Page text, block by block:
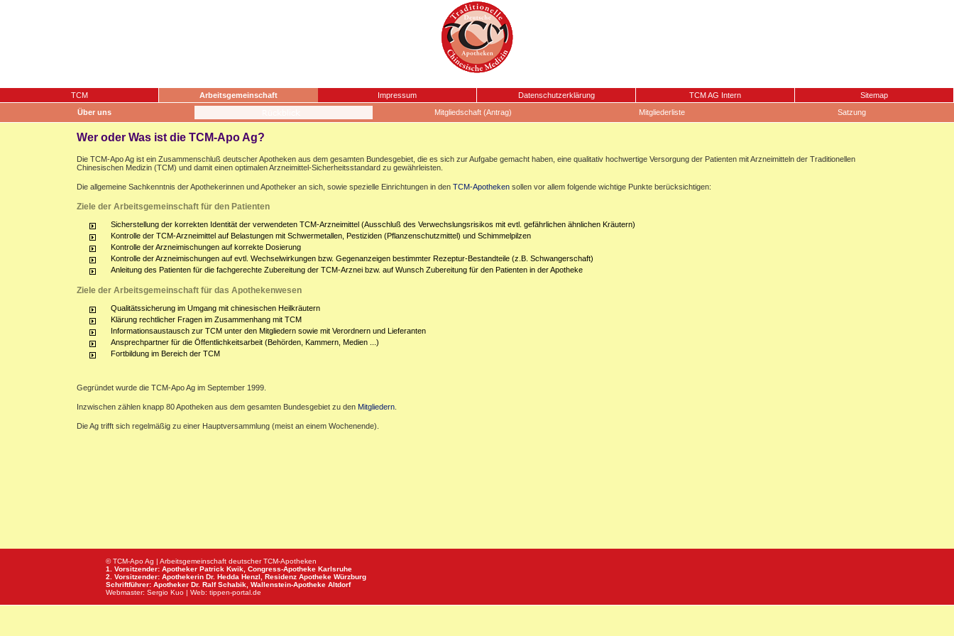
TCM Arbeitsgemeinschaft Impressum Datenschutzerklärung TCM AG Intern
Sitemap
Über uns
Mitgliedschaft (Antrag) Mitgliederliste Satzung
Wer oder Was ist die TCM-Apo Ag?
Die TCM-Apo Ag ist ein Zusammenschluß deutscher Apotheken aus dem gesamten Bundesgebiet, die es sich zur Aufgabe gemacht haben, eine qualitativ hochwertige Versorgung der Patienten mit Arzneimitteln der Traditionellen
Chinesischen Medizin (TCM) und damit einen optimalen Arzneimittel-Sicherheitsstandard zu gewährleisten.
Die allgemeine Sachkenntnis der Apothekerinnen und Apotheker an sich, sowie spezielle Einrichtungen in den TCM-Apotheken sollen vor allem folgende wichtige Punkte berücksichtigen:
Ziele der Arbeitsgemeinschaft für den Patienten
Sicherstellung der korrekten Identität der verwendeten TCM-Arzneimittel (Ausschluß des Verwechslungsrisikos mit evtl. gefährlichen ähnlichen Kräutern)
Kontrolle der TCM-Arzneimittel auf Belastungen mit Schwermetallen, Pestiziden (Pflanzenschutzmittel) und Schimmelpilzen
Kontrolle der Arzneimischungen auf korrekte Dosierung
Kontrolle der Arzneimischungen auf evtl. Wechselwirkungen bzw. Gegenanzeigen bestimmter Rezeptur-Bestandteile (z.B. Schwangerschaft)
Anleitung des Patienten für die fachgerechte Zubereitung der TCM-Arznei bzw. auf Wunsch Zubereitung für den Patienten in der Apotheke
Ziele der Arbeitsgemeinschaft für das Apothekenwesen
Qualitätssicherung im Umgang mit chinesischen Heilkräutern
Klärung rechtlicher Fragen im Zusammenhang mit TCM
Informationsaustausch zur TCM unter den Mitgliedern sowie mit Verordnern und Lieferanten
Ansprechpartner für die Öffentlichkeitsarbeit (Behörden, Kammern, Medien ...)
Fortbildung im Bereich der TCM
Gegründet wurde die TCM-Apo Ag im September 1999.
Inzwischen zählen knapp 80 Apotheken aus dem gesamten Bundesgebiet zu den Mitgliedern
Die Ag trifft sich regelmäßig zu einer Hauptversammlung (meist an einem Wochenende).
© TCM-Apo Ag | Arbeitsgemeinschaft deutscher TCM-Apotheken
1. Vorsitzender: Apotheker Patrick Kwik, Congress-Apotheke Karlsruhe
2. Vorsitzender: Apothekerin Dr. Hedda Henzl, Residenz Apotheke Würzburg
Schriftführer: Apotheker Dr. Ralf Schabik, Wallenstein-Apotheke Altdorf
Webmaster: Sergio Kuo | Web: tippen-portal.de